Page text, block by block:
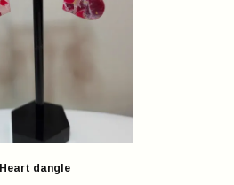
Heart dangle